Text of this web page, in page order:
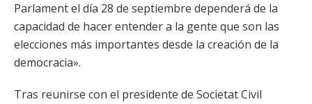
Parlament el día 28 de septiembre dependerá de la
capacidad de hacer entender a la gente que son las
elecciones más importantes desde la creación de la
democracia».
Tras reunirse con el presidente de Societat Civil